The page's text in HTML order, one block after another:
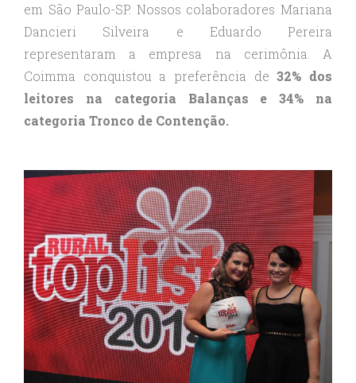
em São Paulo-SP. Nossos colaboradores Mariana
Dancieri Silveira e Eduardo Pereira
representaram a empresa na cerimônia. A
Coimma conquistou a preferência de32% dos
leitores na categoria Balanças e 34% na
categoria Tronco de Contenção.